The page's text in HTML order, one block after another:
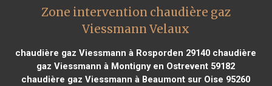
Zone intervention chaudière gaz
Viessmann Velaux
chaudière gaz Viessmann à Rosporden 29140 chaudière
gaz Viessmann à Montigny en Ostrevent 59182
chaudière gaz Viessmann à Beaumont sur Oise 95260